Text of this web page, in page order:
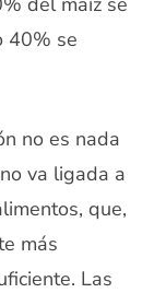
40% se
no es nada
va ligada a
que,
más
Las